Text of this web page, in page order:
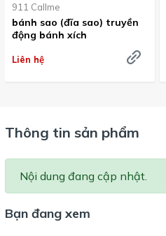
911 Callme
bánh sao (đĩa sao) truyền
động bánh xích
Liên hệ
Thông tin sản phẩm
Nội dung đang cập nhật.
Bạn đang xem